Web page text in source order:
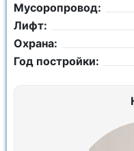
Мусоропровод:
Лифт:
Охрана:
Год постройки: